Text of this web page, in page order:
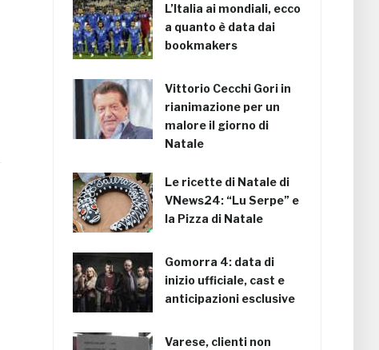
L’Italia ai mondiali, ecco
a quanto è data dai
bookmakers
Vittorio Cecchi Gori in
rianimazione per un
malore il giorno di
Natale
Le ricette di Natale di
VNews24: “Lu Serpe” e
la Pizza di Natale
Gomorra 4: data di
inizio ufficiale, cast e
anticipazioni esclusive
Varese, clienti non